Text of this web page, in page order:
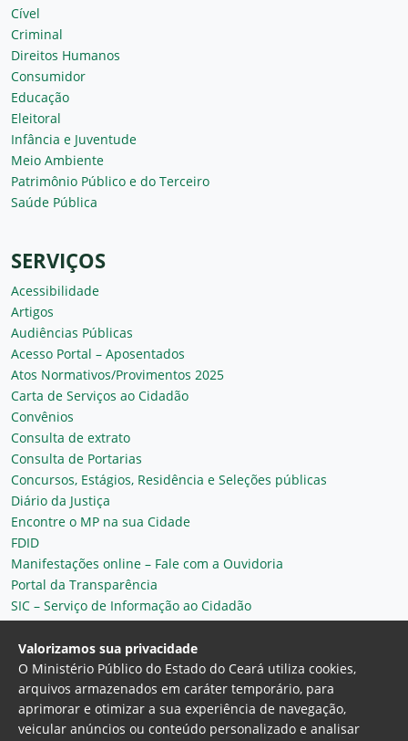
Cível
Criminal
Direitos Humanos
Consumidor
Educação
Eleitoral
Infância e Juventude
Meio Ambiente
Patrimônio Público e do Terceiro
Saúde Pública
SERVIÇOS
Acessibilidade
Artigos
Audiências Públicas
Acesso Portal – Aposentados
Atos Normativos/Provimentos 2025
Carta de Serviços ao Cidadão
Convênios
Consulta de extrato
Consulta de Portarias
Concursos, Estágios, Residência e Seleções públicas
Diário da Justiça
Encontre o MP na sua Cidade
FDID
Manifestações online – Fale com a Ouvidoria
Portal da Transparência
SIC – Serviço de Informação ao Cidadão
Plantão MP do Ceará
Secretaria Geral
Valorizamos sua privacidade
O Ministério Público do Estado do Ceará utiliza cookies,
arquivos armazenados em caráter temporário, para
aprimorar e otimizar a sua experiência de navegação,
veicular anúncios ou conteúdo personalizado e analisar